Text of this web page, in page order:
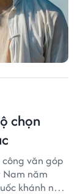
chọn
công văn góp
Nam năm
khánh năm